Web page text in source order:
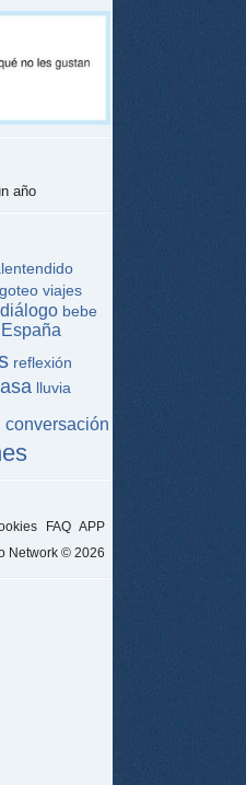
viajes
diálogo bebe
España
reflexión
lluvia
conversación
FAQ APP
Network © 2026